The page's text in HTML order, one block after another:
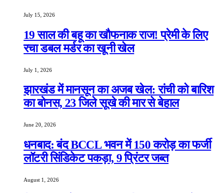
July 15, 2026
19 साल की बहू का खौफनाक राज! प्रेमी के लिए
रचा डबल मर्डर का खूनी खेल
July 1, 2026
झारखंड में मानसून का अजब खेल: रांची को बारिश
का बोनस, 23 जिले सूखे की मार से बेहाल
June 20, 2026
धनबाद: बंद BCCL भवन में 150 करोड़ का फर्जी
लॉटरी सिंडिकेट पकड़ा, 9 प्रिंटर जब्त
August 1, 2026